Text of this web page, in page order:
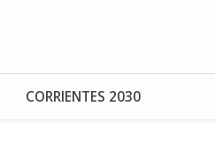
CORRIENTES 2030